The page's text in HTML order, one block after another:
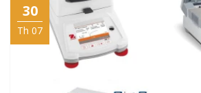
30
Th 07